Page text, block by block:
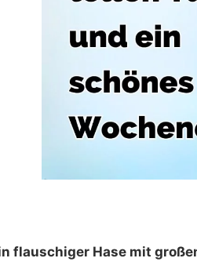
flauschiger Hase mit